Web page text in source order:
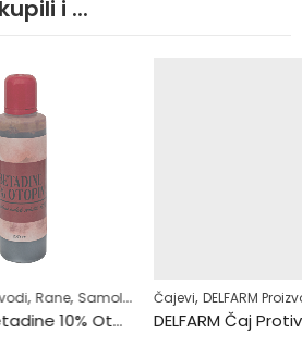
i ...
život
Samoliječenje ,Zdrav život
DELFARM Betadine 10% Otopina 100ml
Čajevi,DELFARM Proizvodi,Hemoroidi
DELFARM Čaj Protiv Hemoroida 50g